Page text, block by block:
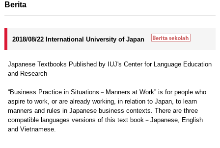
Berita
2018/08/22 International University of Japan
Japanese Textbooks Published by IUJ's Center for Language Education
and Research
“Business Practice in Situations－Manners at Work” is for people who
aspire to work, or are already working, in relation to Japan, to learn
manners and rules in Japanese business contexts. There are three
compatible languages versions of this text book－Japanese, English
and Vietnamese.